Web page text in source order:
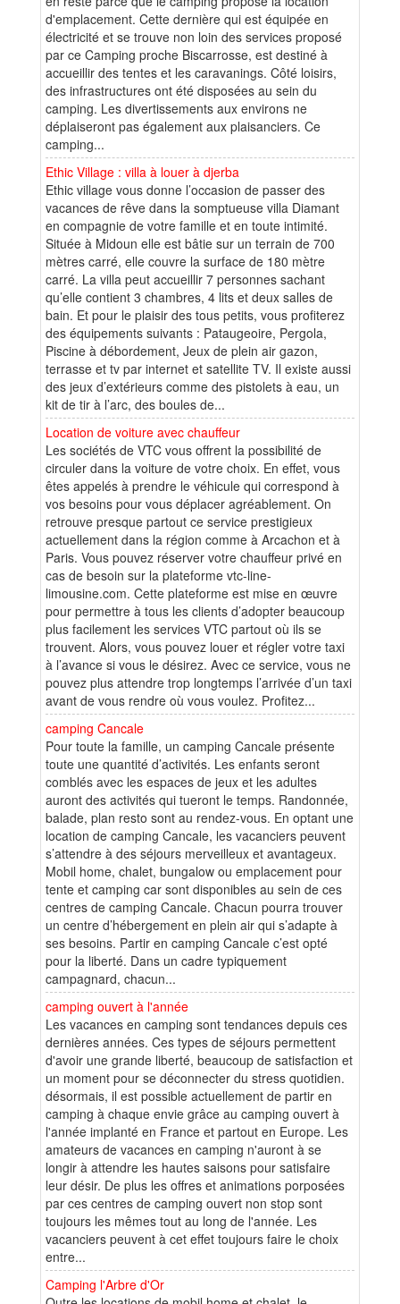
d'emplacement. Cette dernière qui est équipée en
électricité et se trouve non loin des services proposé
par ce Camping proche Biscarrosse, est destiné à
accueillir des tentes et les caravanings. Côté loisirs,
des infrastructures ont été disposées au sein du
camping. Les divertissements aux environs ne
déplaiseront pas également aux plaisanciers. Ce
camping...
Ethic Village : villa à louer à djerba
Ethic village vous donne l’occasion de passer des
vacances de rêve dans la somptueuse villa Diamant
en compagnie de votre famille et en toute intimité.
Située à Midoun elle est bâtie sur un terrain de 700
mètres carré, elle couvre la surface de 180 mètre
carré. La villa peut accueillir 7 personnes sachant
qu’elle contient 3 chambres, 4 lits et deux salles de
bain. Et pour le plaisir des tous petits, vous profiterez
des équipements suivants : Pataugeoire, Pergola,
Piscine à débordement, Jeux de plein air gazon,
terrasse et tv par internet et satellite TV. Il existe aussi
des jeux d’extérieurs comme des pistolets à eau, un
kit de tir à l’arc, des boules de...
Location de voiture avec chauffeur
Les sociétés de VTC vous offrent la possibilité de
circuler dans la voiture de votre choix. En effet, vous
êtes appelés à prendre le véhicule qui correspond à
vos besoins pour vous déplacer agréablement. On
retrouve presque partout ce service prestigieux
actuellement dans la région comme à Arcachon et à
Paris. Vous pouvez réserver votre chauffeur privé en
cas de besoin sur la plateforme vtc-line-
limousine.com. Cette plateforme est mise en œuvre
pour permettre à tous les clients d’adopter beaucoup
plus facilement les services VTC partout où ils se
trouvent. Alors, vous pouvez louer et régler votre taxi
à l’avance si vous le désirez. Avec ce service, vous ne
pouvez plus attendre trop longtemps l’arrivée d’un taxi
avant de vous rendre où vous voulez. Profitez...
camping Cancale
Pour toute la famille, un camping Cancale présente
toute une quantité d’activités. Les enfants seront
comblés avec les espaces de jeux et les adultes
auront des activités qui tueront le temps. Randonnée,
balade, plan resto sont au rendez-vous. En optant une
location de camping Cancale, les vacanciers peuvent
s’attendre à des séjours merveilleux et avantageux.
Mobil home, chalet, bungalow ou emplacement pour
tente et camping car sont disponibles au sein de ces
centres de camping Cancale. Chacun pourra trouver
un centre d’hébergement en plein air qui s’adapte à
ses besoins. Partir en camping Cancale c’est opté
pour la liberté. Dans un cadre typiquement
campagnard, chacun...
camping ouvert à l'année
Les vacances en camping sont tendances depuis ces
dernières années. Ces types de séjours permettent
d'avoir une grande liberté, beaucoup de satisfaction et
un moment pour se déconnecter du stress quotidien.
désormais, il est possible actuellement de partir en
camping à chaque envie grâce au camping ouvert à
l'année implanté en France et partout en Europe. Les
amateurs de vacances en camping n'auront à se
longir à attendre les hautes saisons pour satisfaire
leur désir. De plus les offres et animations porposées
par ces centres de camping ouvert non stop sont
toujours les mêmes tout au long de l'année. Les
vacanciers peuvent à cet effet toujours faire le choix
entre...
Camping l'Arbre d'Or